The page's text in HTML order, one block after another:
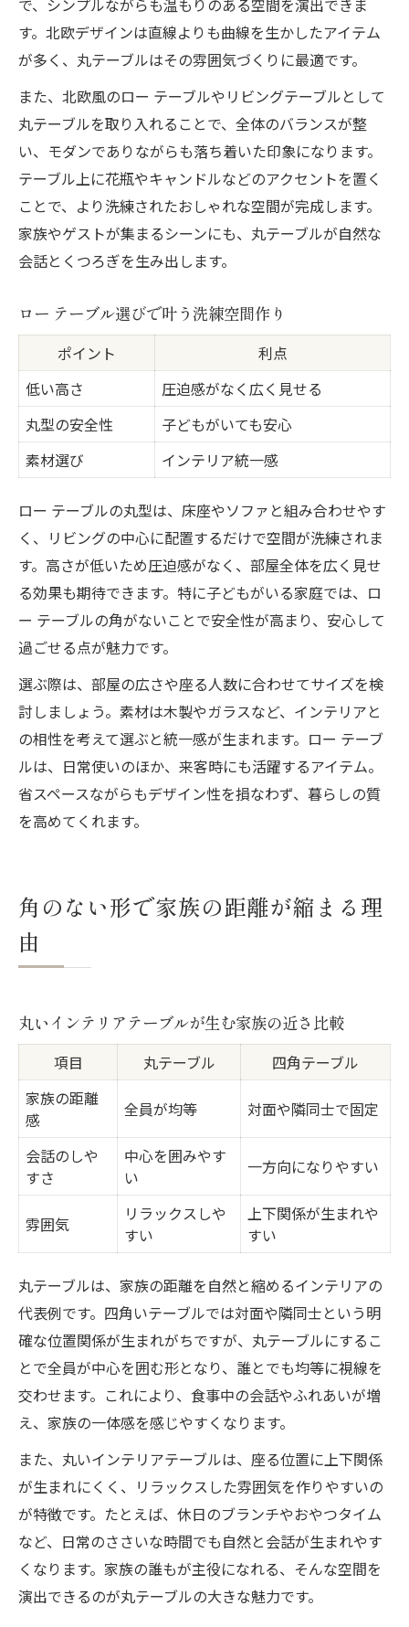
で、シンプルながらも温もりのある空間を演出できま
す。北欧デザインは直線よりも曲線を生かしたアイテム
が多く、丸テーブルはその雰囲気づくりに最適です。
また、北欧風のロー テーブルやリビングテーブルとして
丸テーブルを取り入れることで、全体のバランスが整
い、モダンでありながらも落ち着いた印象になります。
テーブル上に花瓶やキャンドルなどのアクセントを置く
ことで、より洗練されたおしゃれな空間が完成します。
家族やゲストが集まるシーンにも、丸テーブルが自然な
会話とくつろぎを生み出します。
ロー テーブル選びで叶う洗練空間作り
ポイント
利点
低い高さ
圧迫感がなく広く見せる
丸型の安全性
子どもがいても安心
素材選び
インテリア統一感
ロー テーブルの丸型は、床座やソファと組み合わせやす
く、リビングの中心に配置するだけで空間が洗練されま
す。高さが低いため圧迫感がなく、部屋全体を広く見せ
る効果も期待できます。特に子どもがいる家庭では、ロ
ー テーブルの角がないことで安全性が高まり、安心して
過ごせる点が魅力です。
選ぶ際は、部屋の広さや座る人数に合わせてサイズを検
討しましょう。素材は木製やガラスなど、インテリアと
の相性を考えて選ぶと統一感が生まれます。ロー テーブ
ルは、日常使いのほか、来客時にも活躍するアイテム。
省スペースながらもデザイン性を損なわず、暮らしの質
を高めてくれます。
角のない形で家族の距離が縮まる理
由
丸いインテリアテーブルが生む家族の近さ比較
項目 丸テーブル
四角テーブル
家族の距離
感
全員が均等 対面や隣同士で固定
会話のしや
すさ
中心を囲みやす
い
一方向になりやすい
雰囲気
リラックスしや
すい
上下関係が生まれや
すい
丸テーブルは、家族の距離を自然と縮めるインテリアの
代表例です。四角いテーブルでは対面や隣同士という明
確な位置関係が生まれがちですが、丸テーブルにするこ
とで全員が中心を囲む形となり、誰とでも均等に視線を
交わせます。これにより、食事中の会話やふれあいが増
え、家族の一体感を感じやすくなります。
また、丸いインテリアテーブルは、座る位置に上下関係
が生まれにくく、リラックスした雰囲気を作りやすいの
が特徴です。たとえば、休日のブランチやおやつタイム
など、日常のささいな時間でも自然と会話が生まれやす
くなります。家族の誰もが主役になれる、そんな空間を
演出できるのが丸テーブルの大きな魅力です。